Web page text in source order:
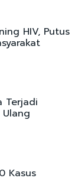
HIV, Putus
Terjadi
Kasus